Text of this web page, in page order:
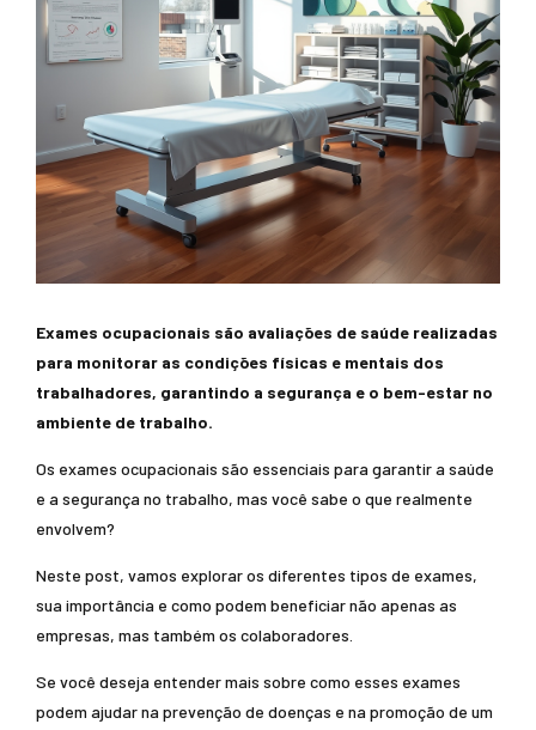
Exames ocupacionais são avaliações de saúde realizadas
para monitorar as condições físicas e mentais dos
trabalhadores, garantindo a segurança e o bem-estar no
ambiente de trabalho.
Os exames ocupacionais são essenciais para garantir a saúde
e a segurança no trabalho, mas você sabe o que realmente
envolvem?
Neste post, vamos explorar os diferentes tipos de exames,
sua importância e como podem beneficiar não apenas as
empresas, mas também os colaboradores.
Se você deseja entender mais sobre como esses exames
podem ajudar na prevenção de doenças e na promoção de um